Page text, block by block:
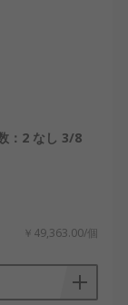
：2 なし 3/8
￥49,363.00/個